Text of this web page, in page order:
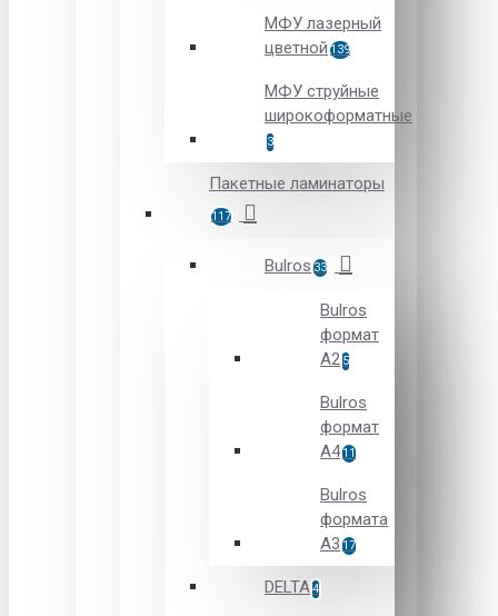
МФУ лазерный
цветной 139
МФУ струйные
широкоформатные
3
Пакетные ламинаторы
117
Bulros 33
Bulros
формат
A2 5
Bulros
формат
A411
Bulros
формата
А3 17
DELTA4